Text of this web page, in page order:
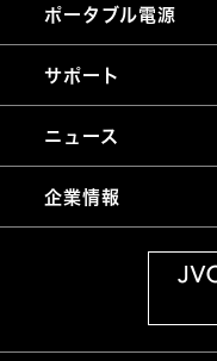
ポータブル電源
サポート
ニュース
企業情報